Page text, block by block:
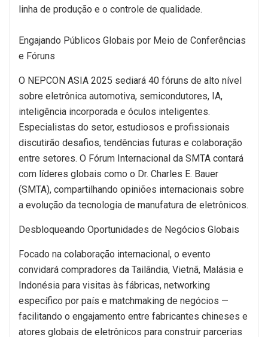
linha de produção e o controle de qualidade.
Engajando Públicos Globais por Meio de Conferências
e Fóruns
O NEPCON ASIA 2025 sediará 40 fóruns de alto nível
sobre eletrônica automotiva, semicondutores, IA,
inteligência incorporada e óculos inteligentes.
Especialistas do setor, estudiosos e profissionais
discutirão desafios, tendências futuras e colaboração
entre setores. O Fórum Internacional da SMTA contará
com líderes globais como o Dr. Charles E. Bauer
(SMTA), compartilhando opiniões internacionais sobre
a evolução da tecnologia de manufatura de eletrônicos.
Desbloqueando Oportunidades de Negócios Globais
Focado na colaboração internacional, o evento
convidará compradores da Tailândia, Vietnã, Malásia e
Indonésia para visitas às fábricas, networking
específico por país e matchmaking de negócios —
facilitando o engajamento entre fabricantes chineses e
atores globais de eletrônicos para construir parcerias